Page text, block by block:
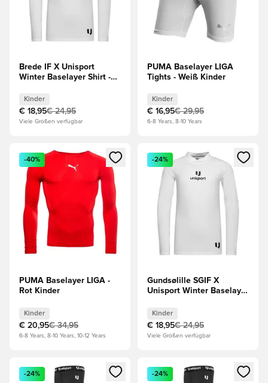
Brede IF X Unisport
Winter Baselayer Shirt -
Kinder
€ 18,95€ 24,95
Viele Größen verfügbar
PUMA Baselayer LIGA
Tights - Weiß Kinder
Kinder
€ 16,95€ 29,95
6-8 Years, 8-10 Years
Öffnet ein Fenster zum Anmelden oder Registrieren als
-40%
PUMA Baselayer LIGA -
Rot Kinder
Kinder
€ 20,95€ 34,95
6-8 Years, 8-10 Years, 10-12 Years
Öffnet ein Fenster zum
-24%
Gundsølille SGIF X
Unisport Winter Baselayer
Kinder
€ 18,95€ 24,95
Viele Größen verfügbar
Öffnet ein Fenster zum Anmelden oder Registrieren als
-24%
Öffnet ein Fenster zum
-24%